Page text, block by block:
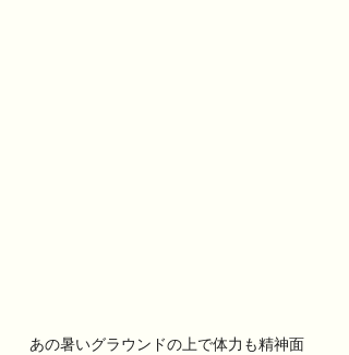
あの暑いグラウンドの上で体力も精神面